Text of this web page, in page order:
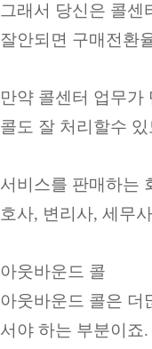
그래서 당신은 콜
잘안되면 구매전환
만약 콜센터 업무가
콜도 잘 처리할수
서비스를 판매하는
호사, 변리사, 세무
아웃바운드 콜
아웃바운드 콜은 더
서야 하는 부분이죠